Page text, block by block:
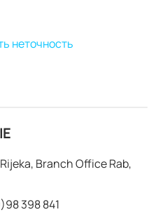
неточность
Branch Office Rab,
398 841